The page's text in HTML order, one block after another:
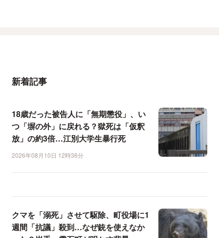
新着記事
18歳だった被告人に「無期懲役」、い
つ「塀の外」に戻れる？獄死は「仮釈
放」の約3倍…江別大学生暴行死
2026年08月10日 12時36分
クマを「溺死」させて駆除、町役場に1
週間「抗議」殺到…なぜ銃を使えなか